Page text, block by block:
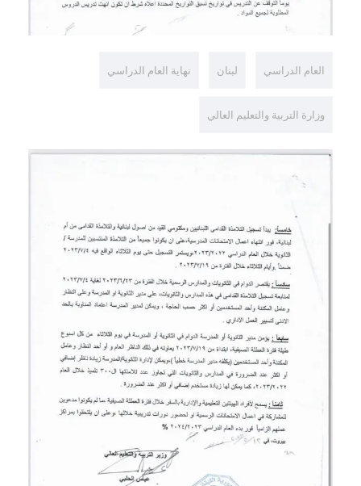
العام الدراسي لبنان نهاية العام الدراسي
وزارة التربية والتعليم العالي